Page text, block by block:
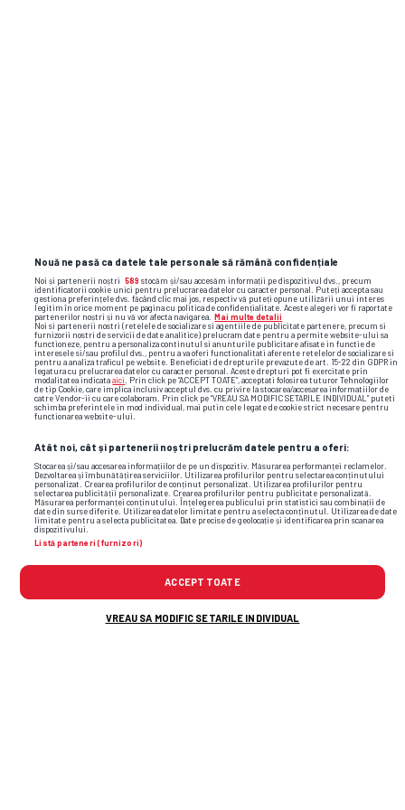
Nouă ne pasă ca datele tale personale să rămână confidențiale
Noi și partenerii noștri 589 stocăm și/sau accesăm informații pe dispozitivul dvs., precum
identificatorii cookie unici pentru prelucrarea datelor cu caracter personal. Puteți accepta sau
gestiona preferințele dvs. făcând clic mai jos, respectiv vă puteți opune utilizării unui interes
legitim în orice moment pe pagina cu politica de confidențialitate. Aceste alegeri vor fi raportate
partenerilor noștri și nu vă vor afecta navigarea. Mai multe detalii
Noi si partenerii nostri (retelele de socializare si agentiile de publicitate partenere, precum si
furnizorii nostri de servicii de date analitice) prelucram date pentru a permite website-ului sa
functioneze, pentru a personaliza continutul si anunturile publicitare afisate in functie de
interesele si/sau profilul dvs., pentru a va oferi functionalitati aferente retelelor de socializare si
pentru a analiza traficul pe website. Beneficiati de drepturile prevazute de art. 15-22 din GDPR in
legatura cu prelucrarea datelor cu caracter personal. Aceste drepturi pot fi exercitate prin
modalitatea indicataaici
. Prin click pe “ACCEPT TOATE”, acceptati folosirea tuturor Tehnologiilor
de tip Cookie, care implica inclusiv acceptul dvs. cu privire la stocarea/accesarea informatiilor de
catre Vendor-ii cu care colaboram. Prin click pe “VREAU SA MODIFIC SETARILE INDIVIDUAL” puteti
schimba preferintele in mod individual, mai putin cele legate de cookie strict necesare pentru
functionarea website-ului.
Atât noi, cât și partenerii noștri prelucrăm datele pentru a oferi:
Stocarea și/sau accesarea informațiilor de pe un dispozitiv. Măsurarea performanței reclamelor.
Dezvoltarea și îmbunătățirea serviciilor. Utilizarea profilurilor pentru selectarea conținutului
personalizat. Crearea profilurilor de conținut personalizat. Utilizarea profilurilor pentru
selectarea publicității personalizate. Crearea profilurilor pentru publicitate personalizată.
Măsurarea performanței conținutului. Înțelegerea publicului prin statistici sau combinații de
date din surse diferite. Utilizarea datelor limitate pentru a selecta conținutul. Utilizarea de date
limitate pentru a selecta publicitatea. Date precise de geolocație și identificarea prin scanarea
dispozitivului.
Listă parteneri (furnizori)
ACCEPT TOATE
VREAU SA MODIFIC SETARILE INDIVIDUAL